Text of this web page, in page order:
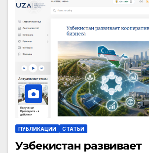
ПУБЛИКАЦИИ СТАТЬИ
Узбекистан развивает